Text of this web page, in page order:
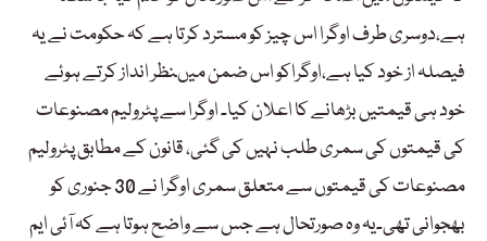
ہے،دوسری طرف اوگرا اس چیز کو مسترد کرتا ہے کہ حکومت نے یہ
فیصلہ از خود کیا ہے،اوگراکو اس ضمن میںنظر انداز کرتے ہوئے
خود ہی قیمتیں بڑھانے کا اعلان کیا۔ اوگرا سے پٹرولیم مصنوعات
کی قیمتوں کی سمری طلب نہیں کی گئی، قانون کے مطابق پٹرولیم
مصنوعات کی قیمتوں سے متعلق سمری اوگرا نے 30 جنوری کو
بھجوانی تھی۔یہ وہ صورتحال ہے جس سے واضح ہوتا ہے کہ آئی ایم